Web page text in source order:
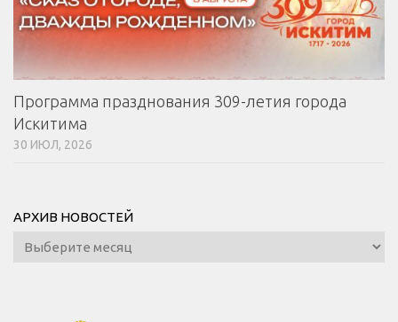
Программа празднования 309-летия города
Искитима
30 ИЮЛ, 2026
АРХИВ НОВОСТЕЙ
Архив
новостей